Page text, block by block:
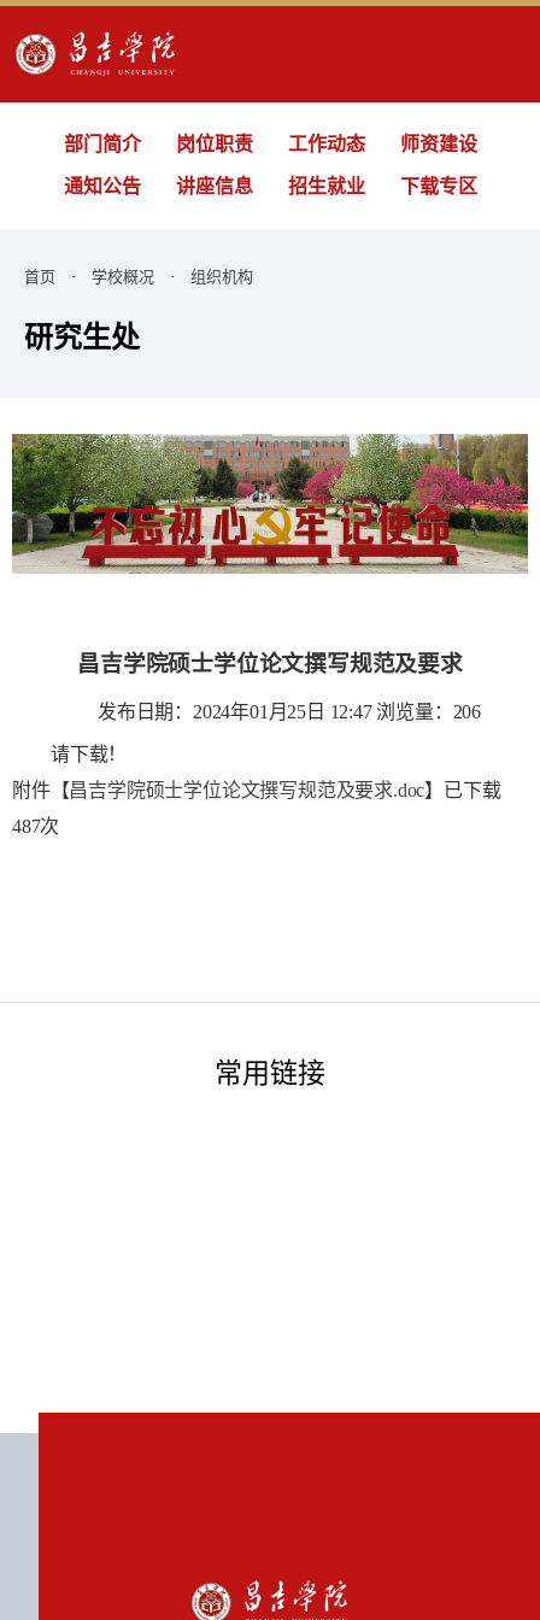
部门简介 岗位职责 工作动态 师资建设
通知公告 讲座信息 招生就业 下载专区
首页 · 学校概况 · 组织机构
研究生处
昌吉学院硕士学位论文撰写规范及要求
发布日期：2024年01月25日 12:47 浏览量： 206
请下载！
附件【昌吉学院硕士学位论文撰写规范及要求.doc】已下载
487次
常用链接